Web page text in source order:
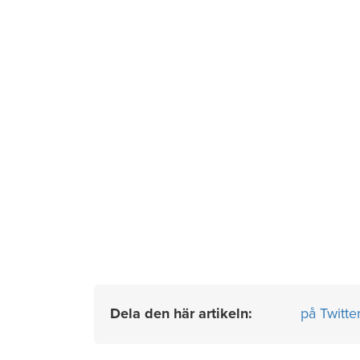
Dela den här artikeln: på